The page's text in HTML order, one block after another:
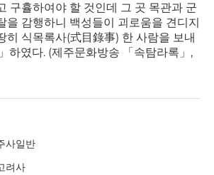
구휼하여야 할 것인데 그 곳 목관과 군
을 감행하니 백성들이 괴로움을 견디지
히 식목록사(式目錄事) 한 사람을 보내
하였다. (제주문화방송 「속탐라록」,
사일반
려사